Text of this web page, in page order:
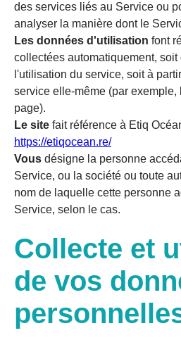
des services liés au Service ou
analyser la manière dont le
Les données d'utilisation font
collectées automatiquement, soit
l'utilisation du service, soit à
service elle-même (par
page).
Le site fait référence à Etiq
https://etiqocean.re/
Vous désigne la personne
Service, ou la société ou toute
nom de laquelle cette personne
Service, selon le cas.
Collecte et
de vos